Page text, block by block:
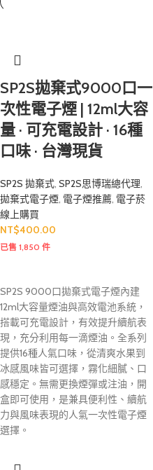
SP2S拋棄式9000口一
次性電子煙 | 12ml大容
量 · 可充電設計 · 16種
口味 · 台灣現貨
SP2S 拋棄式, SP2S思博瑞總代理,
拋棄式電子煙, 電子煙推薦, 電子菸
線上購買
NT$400.00
已售 1,850 件
SP2S 9000口拋棄式電子煙內建
12ml大容量煙油與高效電池系統，
搭載可充電設計，有效提升續航表
現，充分利用每一滴煙油。全系列
提供16種人氣口味，從清爽水果到
冰感風味皆可選擇，霧化細膩、口
感穩定。無需更換煙彈或注油，開
盒即可使用，是兼具便利性、續航
力與風味表現的人氣一次性電子煙
選擇。